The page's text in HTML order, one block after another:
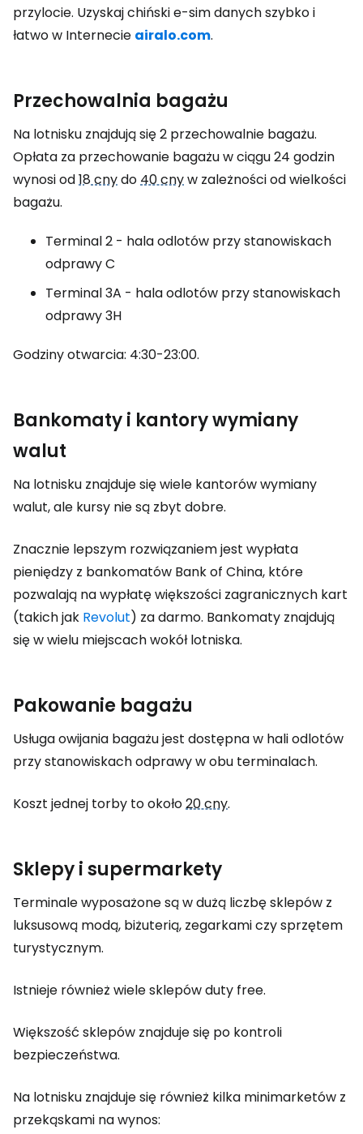
przylocie. Uzyskaj chiński e-sim danych szybko i
łatwo w Internecie airalo.com.
Przechowalnia bagażu
Na lotnisku znajdują się 2 przechowalnie bagażu.
Opłata za przechowanie bagażu w ciągu 24 godzin
wynosi od18 cnydo40 cnyw zależności od wielkości
bagażu.
Terminal 2 - hala odlotów przy stanowiskach
odprawy C
Terminal 3A - hala odlotów przy stanowiskach
odprawy 3H
Godziny otwarcia: 4:30-23:00.
Bankomaty i kantory wymiany
walut
Na lotnisku znajduje się wiele kantorów wymiany
walut, ale kursy nie są zbyt dobre.
Znacznie lepszym rozwiązaniem jest wypłata
pieniędzy z bankomatów Bank of China, które
pozwalają na wypłatę większości zagranicznych kart
(takich jak Revolut) za darmo. Bankomaty znajdują
się w wielu miejscach wokół lotniska.
Pakowanie bagażu
Usługa owijania bagażu jest dostępna w hali odlotów
przy stanowiskach odprawy w obu terminalach.
Koszt jednej torby to około20 cny.
Sklepy i supermarkety
Terminale wyposażone są w dużą liczbę sklepów z
luksusową modą, biżuterią, zegarkami czy sprzętem
turystycznym.
Istnieje również wiele sklepówduty free.
Większość sklepów znajduje się po kontroli
bezpieczeństwa.
Na lotnisku znajduje się również kilka minimarketów z
przekąskami na wynos: